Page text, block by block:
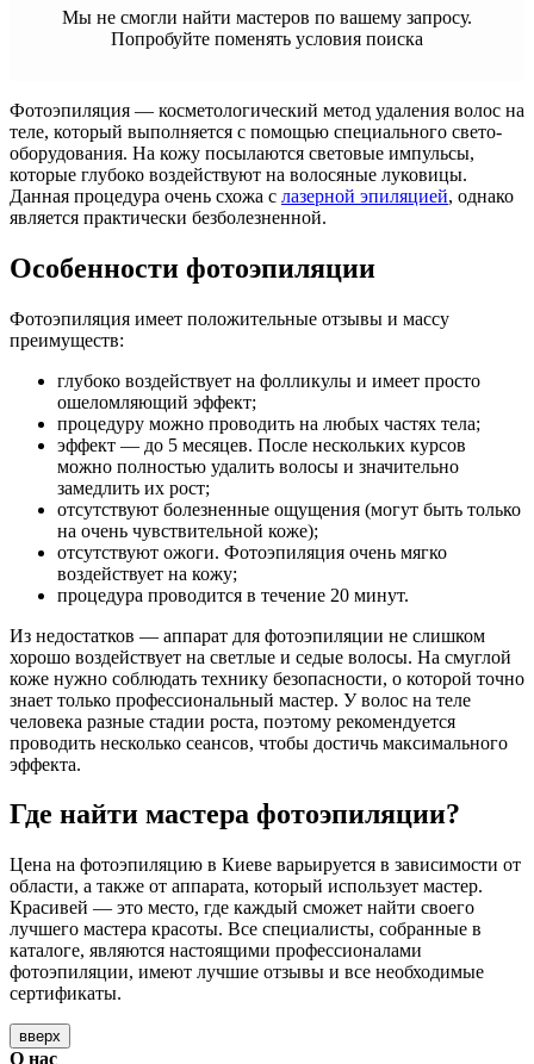
Мы не смогли найти мастеров по вашему запросу.
Попробуйте поменять условия поиска
Фотоэпиляция — косметологический метод удаления волос на
теле, который выполняется с помощью специального свето-
оборудования. На кожу посылаются световые импульсы,
которые глубоко воздействуют на волосяные луковицы.
Данная процедура очень схожа с лазерной эпиляцией, однако
является практически безболезненной.
Особенности фотоэпиляции
Фотоэпиляция имеет положительные отзывы и массу
преимуществ:
глубоко воздействует на фолликулы и имеет просто
ошеломляющий эффект;
процедуру можно проводить на любых частях тела;
эффект — до 5 месяцев. После нескольких курсов
можно полностью удалить волосы и значительно
замедлить их рост;
отсутствуют болезненные ощущения (могут быть только
на очень чувствительной коже);
отсутствуют ожоги. Фотоэпиляция очень мягко
воздействует на кожу;
процедура проводится в течение 20 минут.
Из недостатков — аппарат для фотоэпиляции не слишком
хорошо воздействует на светлые и седые волосы. На смуглой
коже нужно соблюдать технику безопасности, о которой точно
знает только профессиональный мастер. У волос на теле
человека разные стадии роста, поэтому рекомендуется
проводить несколько сеансов, чтобы достичь максимального
эффекта.
Где найти мастера фотоэпиляции?
Цена на фотоэпиляцию в Киеве варьируется в зависимости от
области, а также от аппарата, который использует мастер.
Красивей — это место, где каждый сможет найти своего
лучшего мастера красоты. Все специалисты, собранные в
каталоге, являются настоящими профессионалами
фотоэпиляции, имеют лучшие отзывы и все необходимые
сертификаты.
вверх
О нас